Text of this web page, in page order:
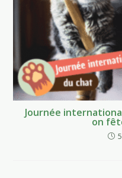
Journée
on